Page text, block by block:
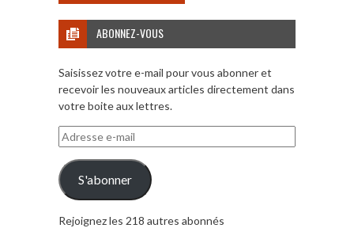
ABONNEZ-VOUS
Saisissez votre e-mail pour vous abonner et
recevoir les nouveaux articles directement dans
votre boite aux lettres.
Adresse
e-
mail
S'abonner
Rejoignez les 218 autres abonnés